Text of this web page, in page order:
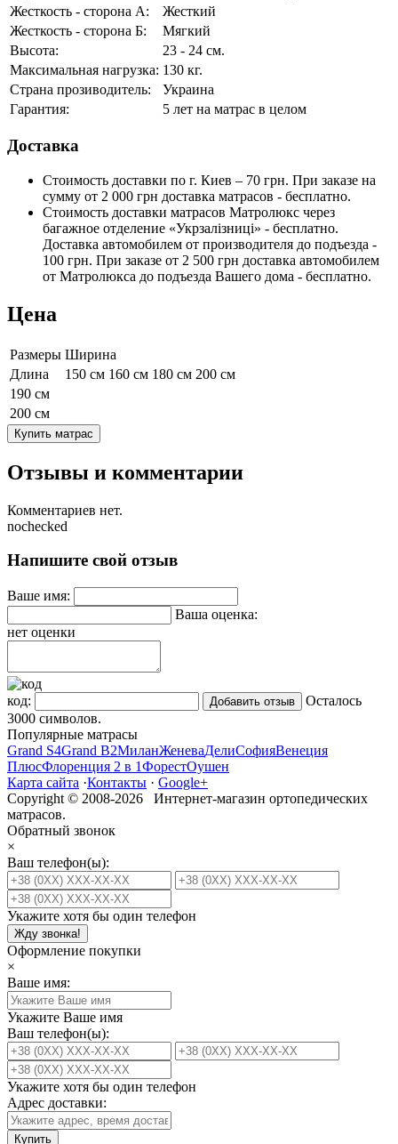
Жесткость - сторона А:
Жесткий
Жесткость - сторона Б:
Мягкий
Высота:
23 - 24 см.
Максимальная нагрузка: 130 кг.
Страна прозиводитель:
Украина
Гарантия:
5 лет на матрас в целом
Доставка
Стоимость доставки по г. Киев – 70 грн. При заказе на
сумму от 2 000 грн доставка матрасов - бесплатно.
Стоимость доставки матрасов Матролюкс через
багажное отделение «Укрзалізниці» - бесплатно.
Доставка автомобилем от производителя до подъезда -
100 грн. При заказе от 2 500 грн доставка автомобилем
от Матролюкса до подъезда Вашего дома - бесплатно.
Цена
Размеры Ширина
Длина
150 см 160 см 180 см 200 см
190 см
200 см
Купить матрас
Отзывы и комментарии
Комментариев нет.
nochecked
Напишите свой отзыв
Ваше имя:
Ваша оценка:
нет оценки
код:
Осталось
3000 символов.
Популярные матрасы
Grand S4Grand B2МиланЖеневаДелиСофияВенеция
ПлюсФлоренция 2 в 1ФорестОушен
Карта сайта ·Контакты · Google+
Copyright © 2008-2026 Интернет-магазин ортопедических
матрасов.
Обратный звонок
×
Ваш телефон(ы):
Укажите хотя бы один телефон
Жду звонка!
Оформление покупки
×
Ваше имя:
Укажите Ваше имя
Ваш телефон(ы):
Укажите хотя бы один телефон
Адрес доставки:
Купить